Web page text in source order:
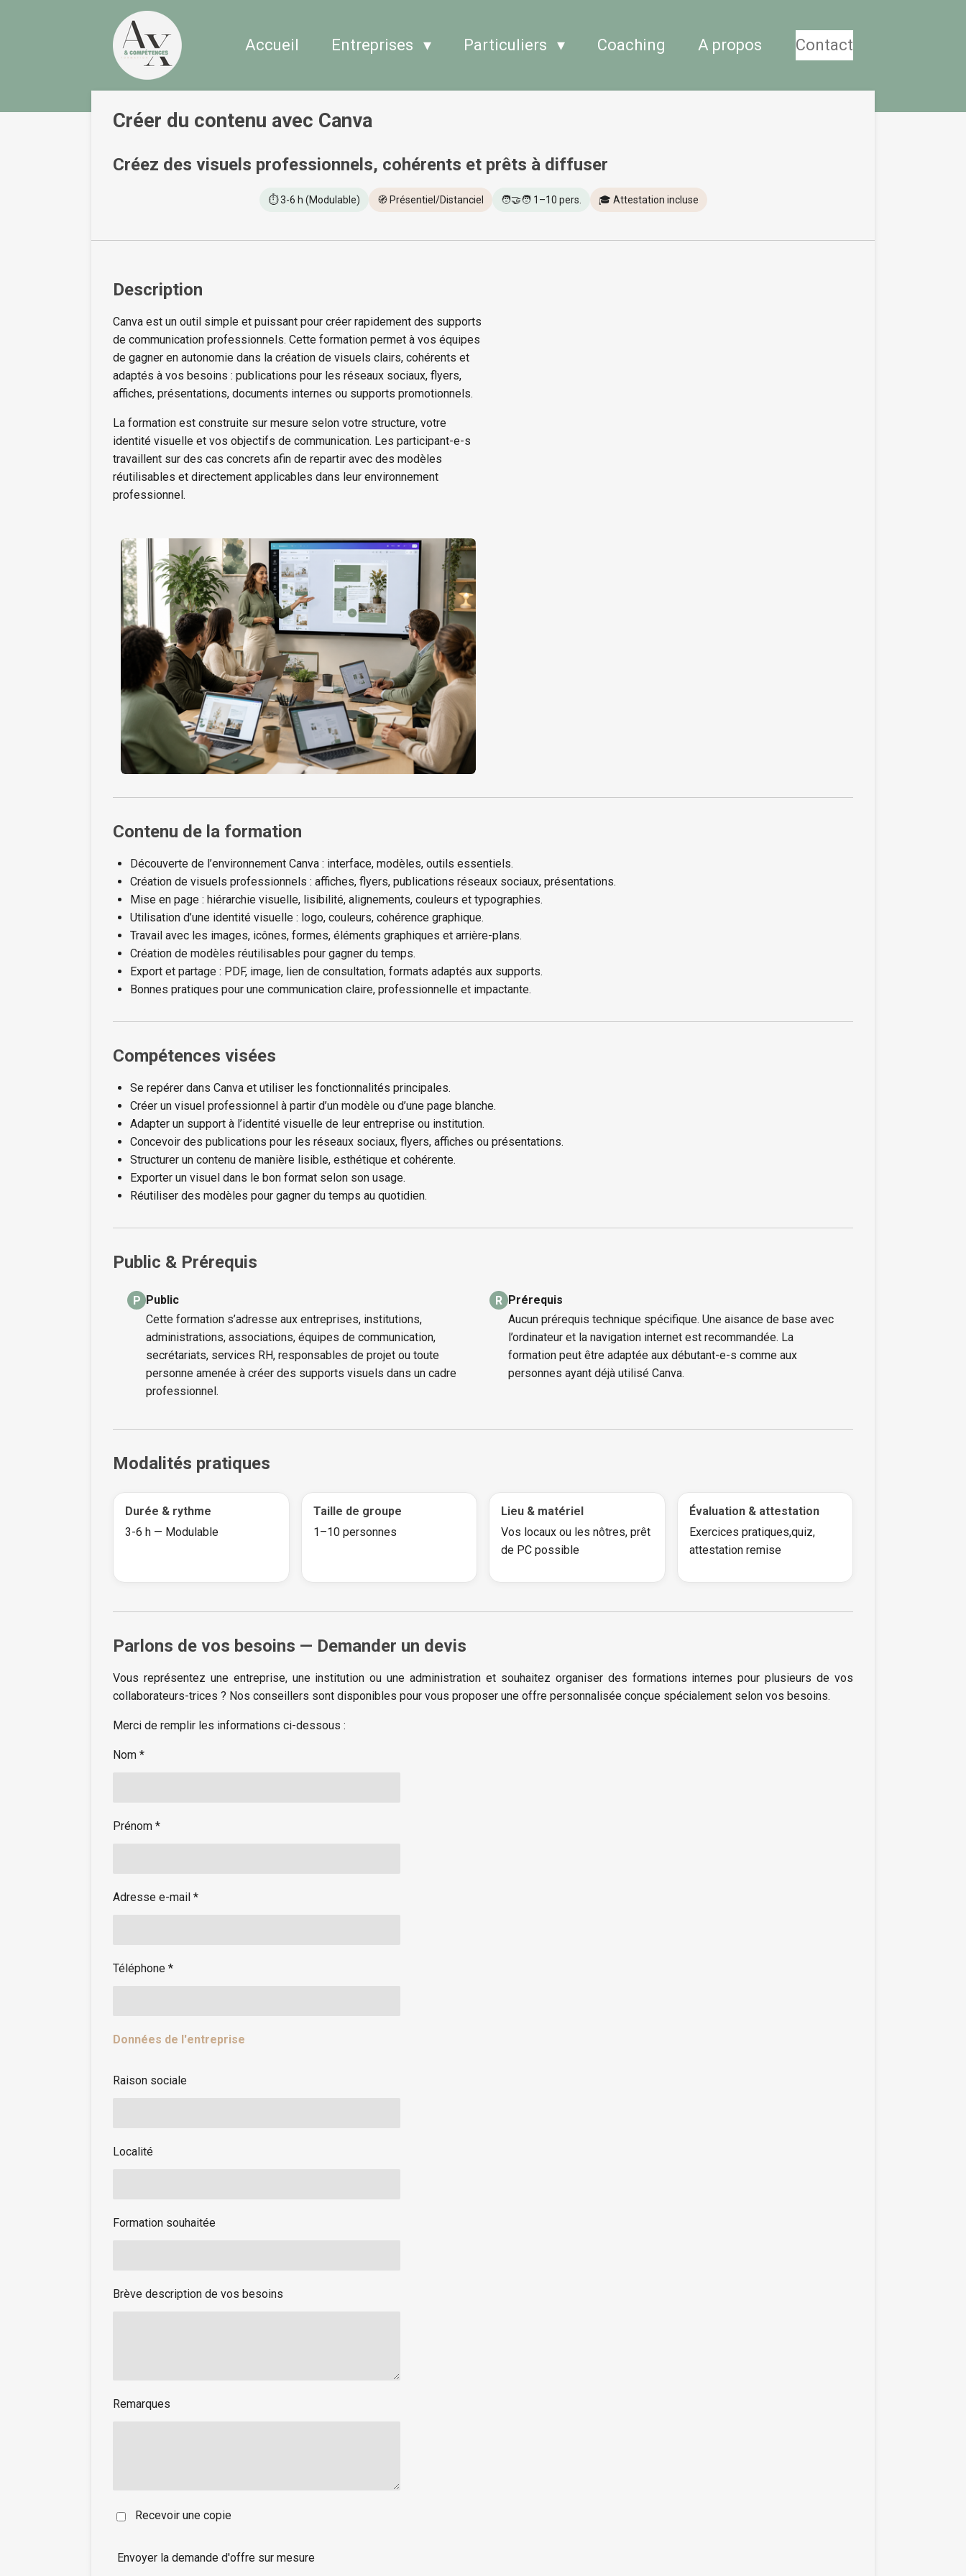
Accueil Entreprises Particuliers Coaching A propos Contact
Créer du contenu avec Canva
Créez des visuels professionnels, cohérents et prêts à diffuser
⏱️ 3-6 h (Modulable) 🧭 Présentiel/Distanciel 🧑‍🤝‍🧑 1–10 pers. 🎓 Attestation incluse
Description
Canva est un outil simple et puissant pour créer rapidement des supports
de communication professionnels. Cette formation permet à vos équipes
de gagner en autonomie dans la création de visuels clairs, cohérents et
adaptés à vos besoins : publications pour les réseaux sociaux, flyers,
affiches, présentations, documents internes ou supports promotionnels.
La formation est construite sur mesure selon votre structure, votre
identité visuelle et vos objectifs de communication. Les participant-e-s
travaillent sur des cas concrets afin de repartir avec des modèles
réutilisables et directement applicables dans leur environnement
professionnel.
Contenu de la formation
Découverte de l’environnement Canva : interface, modèles, outils essentiels.
Création de visuels professionnels : affiches, flyers, publications réseaux sociaux, présentations.
Mise en page : hiérarchie visuelle, lisibilité, alignements, couleurs et typographies.
Utilisation d’une identité visuelle : logo, couleurs, cohérence graphique.
Travail avec les images, icônes, formes, éléments graphiques et arrière-plans.
Création de modèles réutilisables pour gagner du temps.
Export et partage : PDF, image, lien de consultation, formats adaptés aux supports.
Bonnes pratiques pour une communication claire, professionnelle et impactante.
Compétences visées
Se repérer dans Canva et utiliser les fonctionnalités principales.
Créer un visuel professionnel à partir d’un modèle ou d’une page blanche.
Adapter un support à l’identité visuelle de leur entreprise ou institution.
Concevoir des publications pour les réseaux sociaux, flyers, affiches ou présentations.
Structurer un contenu de manière lisible, esthétique et cohérente.
Exporter un visuel dans le bon format selon son usage.
Réutiliser des modèles pour gagner du temps au quotidien.
Public & Prérequis
P Public
Cette formation s’adresse aux entreprises, institutions,
administrations, associations, équipes de communication,
secrétariats, services RH, responsables de projet ou toute
personne amenée à créer des supports visuels dans un cadre
professionnel.
R Prérequis
Aucun prérequis technique spécifique. Une aisance de base avec
l’ordinateur et la navigation internet est recommandée. La
formation peut être adaptée aux débutant-e-s comme aux
personnes ayant déjà utilisé Canva.
Modalités pratiques
Durée & rythme
3-6 h — Modulable
Taille de groupe
1–10 personnes
Lieu & matériel
Vos locaux ou les nôtres, prêt
de PC possible
Évaluation & attestation
Exercices pratiques,quiz,
attestation remise
Parlons de vos besoins — Demander un devis
Vous représentez une entreprise, une institution ou une administration et souhaitez organiser des formations internes pour plusieurs de vos
collaborateurs-trices ? Nos conseillers sont disponibles pour vous proposer une offre personnalisée conçue spécialement selon vos besoins.
Merci de remplir les informations ci-dessous :
Nom *
Prénom *
Adresse e-mail *
Téléphone *
Données de l'entreprise
Raison sociale
Localité
Formation souhaitée
Brève description de vos besoins
Remarques
Recevoir une copie
Envoyer la demande d'offre sur mesure